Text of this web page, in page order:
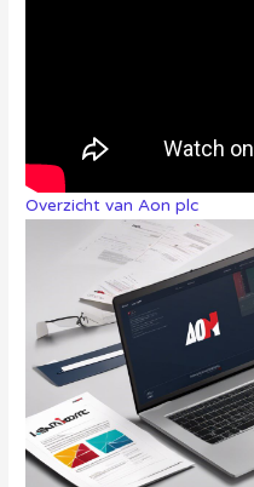
Overzicht van Aon plc